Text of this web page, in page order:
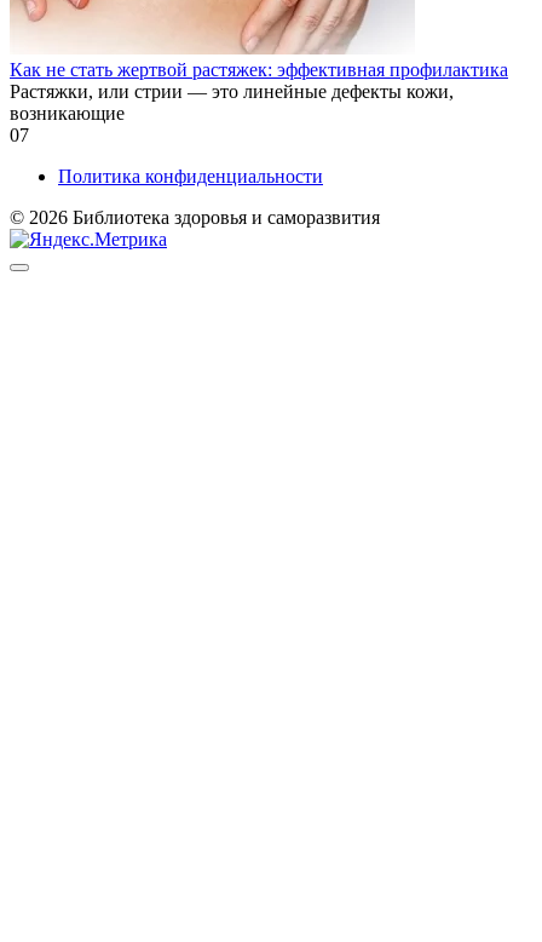
Как не стать жертвой растяжек: эффективная профилактика
Растяжки, или стрии — это линейные дефекты кожи,
возникающие
07
Политика конфиденциальности
© 2026 Библиотека здоровья и саморазвития